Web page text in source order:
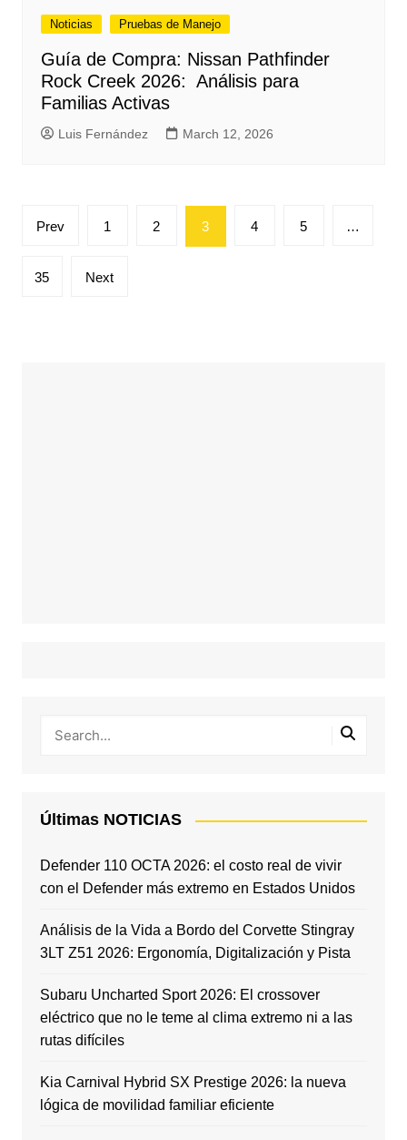
Noticias Pruebas de Manejo
Guía de Compra: Nissan Pathfinder
Rock Creek 2026: Análisis para
Familias Activas
Luis Fernández March 12, 2026
Posts
Prev 1 2 3 4 5 …
35 Next
Últimas NOTICIAS
Defender 110 OCTA 2026: el costo real de vivir
con el Defender más extremo en Estados Unidos
Análisis de la Vida a Bordo del Corvette Stingray
3LT Z51 2026: Ergonomía, Digitalización y Pista
Subaru Uncharted Sport 2026: El crossover
eléctrico que no le teme al clima extremo ni a las
rutas difíciles
Kia Carnival Hybrid SX Prestige 2026: la nueva
lógica de movilidad familiar eficiente